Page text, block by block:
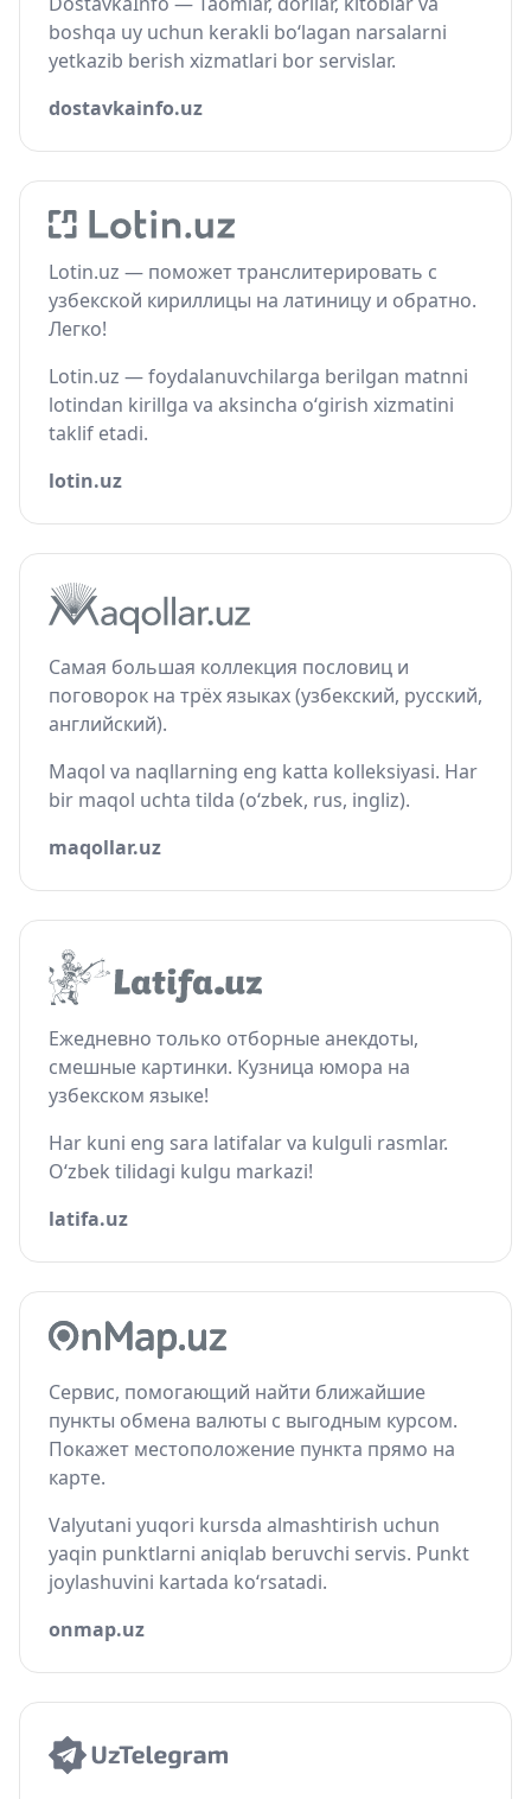
boshqa uy uchun kerakli bo‘lagan narsalarni
yetkazib berish xizmatlari bor servislar.
dostavkainfo.uz
Lotin.uz — поможет транслитерировать с
узбекской кириллицы на латиницу и обратно.
Легко!
Lotin.uz — foydalanuvchilarga berilgan matnni
lotindan kirillga va aksincha o‘girish xizmatini
taklif etadi.
lotin.uz
Самая большая коллекция пословиц и
поговорок на трёх языках (узбекский, русский,
английский).
Maqol va naqllarning eng katta kolleksiyasi. Har
bir maqol uchta tilda (o‘zbek, rus, ingliz).
maqollar.uz
Ежедневно только отборные анекдоты,
смешные картинки. Кузница юмора на
узбекском языке!
Har kuni eng sara latifalar va kulguli rasmlar.
O‘zbek tilidagi kulgu markazi!
latifa.uz
Сервис, помогающий найти ближайшие
пункты обмена валюты с выгодным курсом.
Покажет местоположение пункта прямо на
карте.
Valyutani yuqori kursda almashtirish uchun
yaqin punktlarni aniqlab beruvchi servis. Punkt
joylashuvini kartada ko‘rsatadi.
onmap.uz